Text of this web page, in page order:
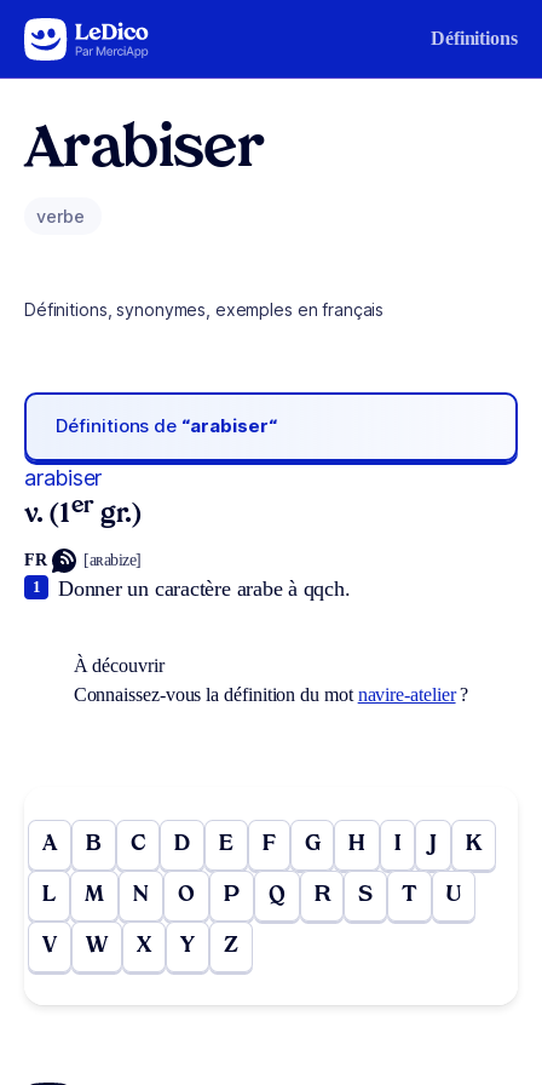
Aller au contenu Définitions
Arabiser
verbe
Définitions, synonymes, exemples en français
Définitions de “arabiser“
arabiser
v. (1er gr.)
FR [aʀabize]
Donner un caractère arabe à qqch.
1
À découvrir
Connaissez-vous la définition du mot navire-atelier?
A B C D E F G H I J K
L M N O P Q R S T U
V W X Y Z